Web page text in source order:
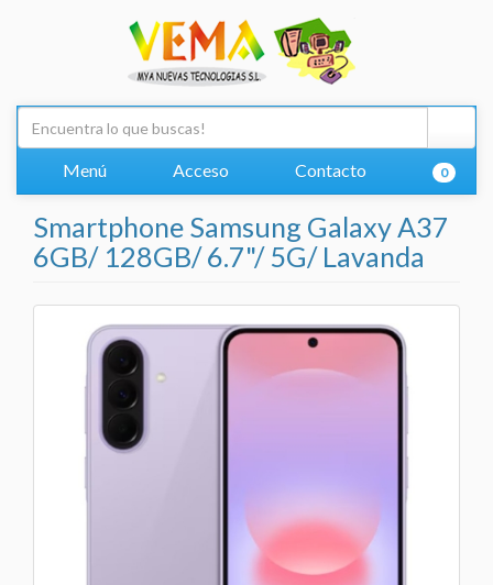
Menú Acceso Contacto 0
Smartphone Samsung Galaxy A37
6GB/ 128GB/ 6.7"/ 5G/ Lavanda